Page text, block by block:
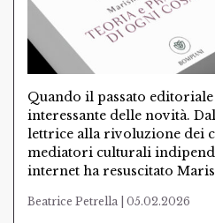
Quando il passato
interessante delle novità.
lettrice alla rivoluzione dei
mediatori culturali
internet ha resuscitato
Beatrice Petrella | 05.02.2026